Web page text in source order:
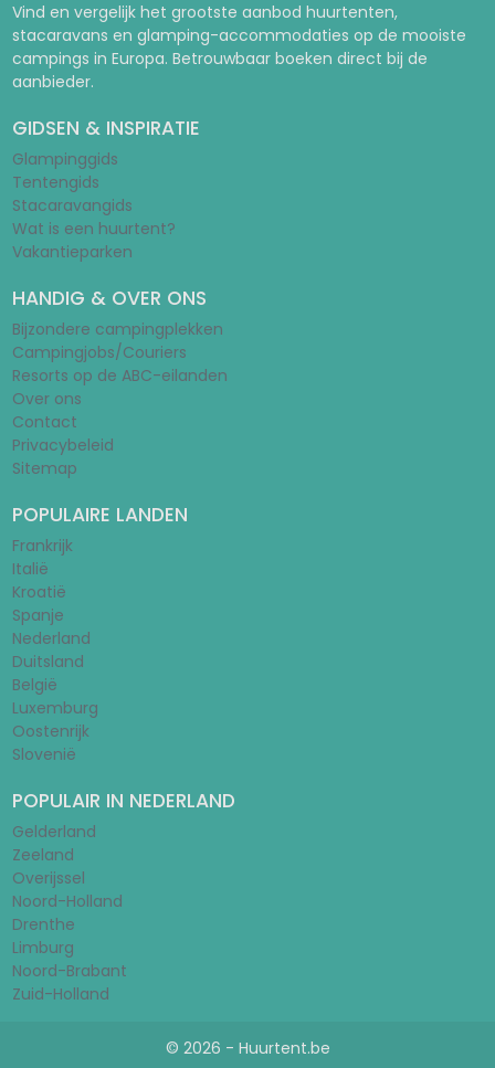
Vind en vergelijk het grootste aanbod huurtenten,
stacaravans en glamping-accommodaties op de mooiste
campings in Europa. Betrouwbaar boeken direct bij de
aanbieder.
GIDSEN & INSPIRATIE
Glampinggids
Tentengids
Stacaravangids
Wat is een huurtent?
Vakantieparken
HANDIG & OVER ONS
Bijzondere campingplekken
Campingjobs/Couriers
Resorts op de ABC-eilanden
Over ons
Contact
Privacybeleid
Sitemap
POPULAIRE LANDEN
Frankrijk
Italië
Kroatië
Spanje
Nederland
Duitsland
België
Luxemburg
Oostenrijk
Slovenië
POPULAIR IN NEDERLAND
Gelderland
Zeeland
Overijssel
Noord-Holland
Drenthe
Limburg
Noord-Brabant
Zuid-Holland
© 2026 - Huurtent.be